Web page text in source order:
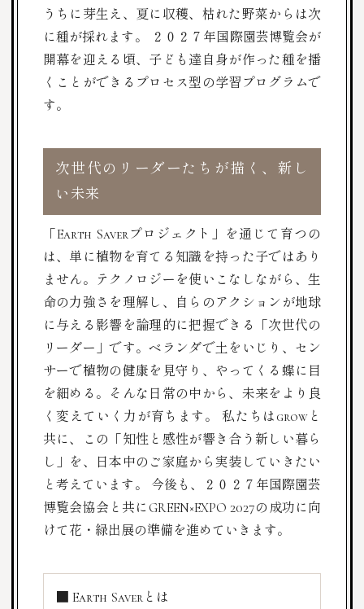
うちに芽生え、夏に収穫、枯れた野菜からは次
に種が採れます。
２０２７年国際園芸博覧会が
開幕を迎える頃、子ども達自身が作った種を播
く ことができるプロセス型の学習プログラムで
す。
次世代のリーダーたちが描く、新し
い未来
「Earth Saverプロジェクト」を通じて育つの
は、単に植物を育てる知識を持った子ではあり
ません。テクノロジーを使いこなしながら、生
命の力強さを理解し、自らのアクションが地球
に与える影響を論理的に把握できる「次世代の
リーダー」です。ベランダで土をいじり、セン
サーで植物の健康を見守り、やってくる蝶に目
を細める。そんな日常の中から、未来をより良
く変えていく力が育ちます。
私たちはgrowと
共に、この「知性と感性が響き合う新しい暮ら
し」を、日本中のご家庭から実装していきたい
と考えています。
今後も、２０２７年国際園芸
博覧会協会と共にGREEN×EXPO 2027の成功に向
けて花・緑出展の準備を進めていきます。
■ Earth Saverとは